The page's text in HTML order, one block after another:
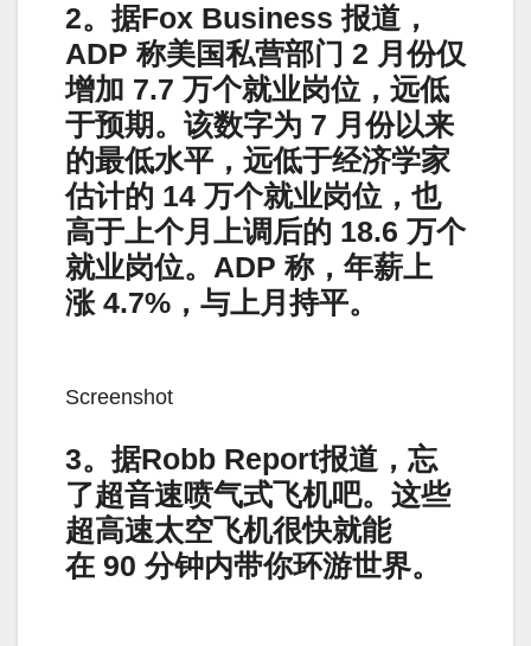
2。据Fox Business 报道，
ADP 称美国私营部门 2 月份仅
增加 7.7 万个就业岗位，远低
于预期。该数字为 7 月份以来
的最低水平，远低于经济学家
估计的 14 万个就业岗位，也
高于上个月上调后的 18.6 万个
就业岗位。ADP 称，年薪上
涨 4.7%，与上月持平。
Screenshot
3。据Robb Report报道，忘
了超音速喷气式飞机吧。这些
超高速太空飞机很快就能
在 90 分钟内带你环游世界。